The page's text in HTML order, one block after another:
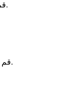
قم بإنشاء حلقات بودكاست آلية وجذابة دون عناء.
قم بإنشاء إعلانات صوتية ومحتوى ترويجي بسلاسة.